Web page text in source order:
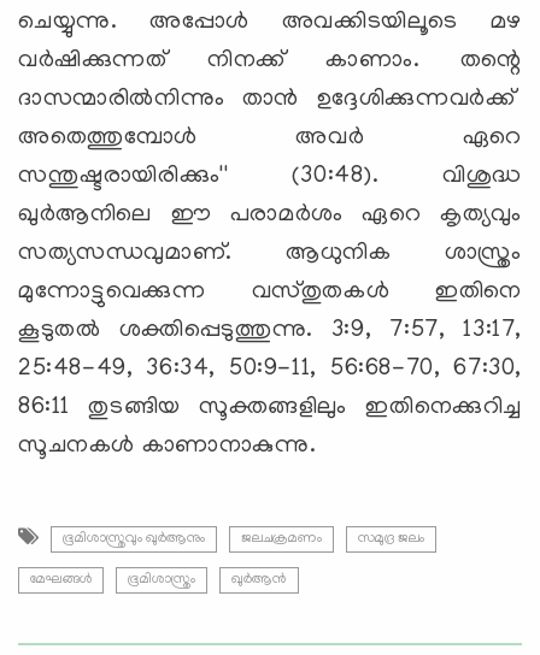
ചെയ്യുന്നു. അപ്പോള്‍ അവക്കിടയിലൂടെ മഴ
വര്‍ഷിക്കുന്നത് നിനക്ക് കാണാം. തന്റെ
ദാസന്മാരില്‍നിന്നും താന്‍ ഉദ്ദേശിക്കുന്നവര്‍ക്ക്
അതെത്തുമ്പോള്‍ അവര്‍ ഏറെ
സന്തുഷ്ടരായിരിക്കും'' (30:48). വിശുദ്ധ
ഖുര്‍ആനിലെ ഈ പരാമര്‍ശം ഏറെ കൃത്യവും
സത്യസന്ധവുമാണ്. ആധുനിക ശാസ്ത്രം
മുന്നോട്ടുവെക്കുന്ന വസ്തുതകള്‍ ഇതിനെ
കൂടുതല്‍ ശക്തിപ്പെടുത്തുന്നു. 3:9, 7:57, 13:17,
25:48-49, 36:34, 50:9-11, 56:68-70, 67:30,
86:11 തുടങ്ങിയ സൂക്തങ്ങളിലും ഇതിനെക്കുറിച്ച
സൂചനകള്‍ കാണാനാകുന്നു.
ഭൂമിശാസ്ത്രവും ഖുര്‍ആനും ജലചക്രമണം സമുദ്ര ജലം
മേഘങ്ങള്‍ ഭൂമിശാസ്ത്രം ഖുര്‍ആന്‍